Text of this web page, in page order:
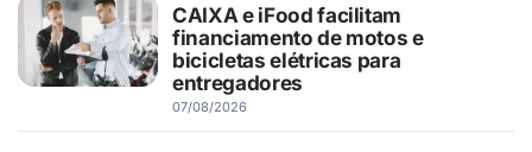
CAIXA e iFood facilitam
financiamento de motos e
bicicletas elétricas para
entregadores
07/08/2026